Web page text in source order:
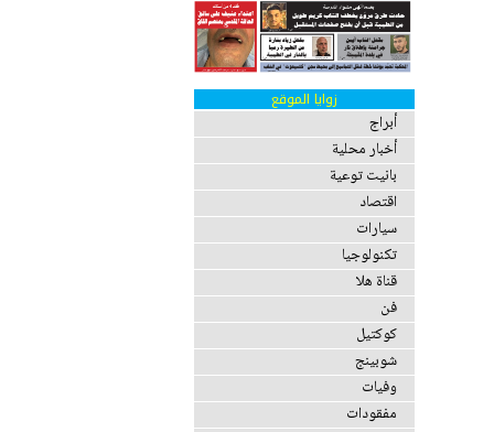
زوايا الموقع
أبراج
أخبار محلية
بانيت توعية
اقتصاد
سيارات
تكنولوجيا
قناة هلا
فن
كوكتيل
شوبينج
وفيات
مفقودات